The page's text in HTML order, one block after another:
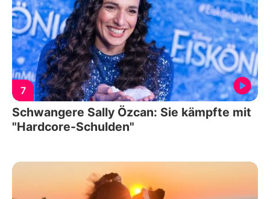
7
Schwangere Sally Özcan: Sie kämpfte mit
"Hardcore-Schulden"